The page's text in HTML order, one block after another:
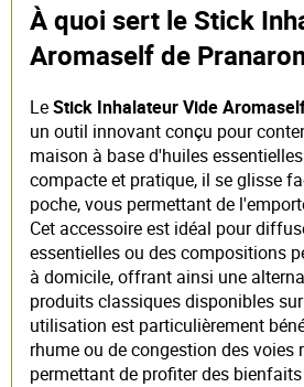
À quoi sert le Stick
Aromaself de
LeStick Inhalateur Vide
un outil innovant conçu pour
maison à base d'huiles
compacte et pratique, il se glisse
poche, vous permettant de
Cet accessoire est idéal pour
essentielles ou des compositions
à domicile, offrant ainsi une
produits classiques disponibles
utilisation est particulièrement
rhume ou de congestion des voies
permettant de profiter des